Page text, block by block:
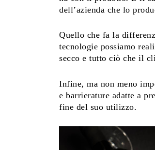
dell’azienda che lo
Quello che fa la
tecnologie possiamo
secco e tutto ciò che il
Infine, ma non meno
e barrierature adatte a
fine del suo utilizzo.